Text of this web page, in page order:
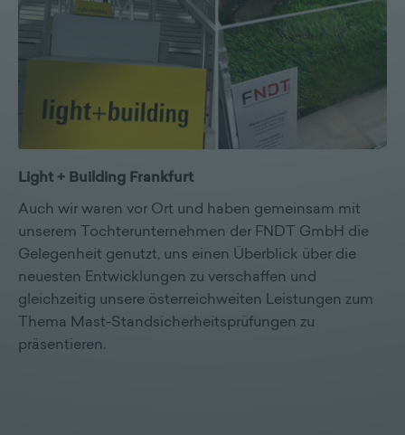
Light + Building Frankfurt
Auch wir waren vor Ort und haben gemeinsam mit
unserem Tochterunternehmen der FNDT GmbH die
Gelegenheit genutzt, uns einen Überblick über die
neuesten Entwicklungen zu verschaffen und
gleichzeitig unsere österreichweiten Leistungen zum
Thema Mast-Standsicherheitsprüfungen zu
präsentieren.